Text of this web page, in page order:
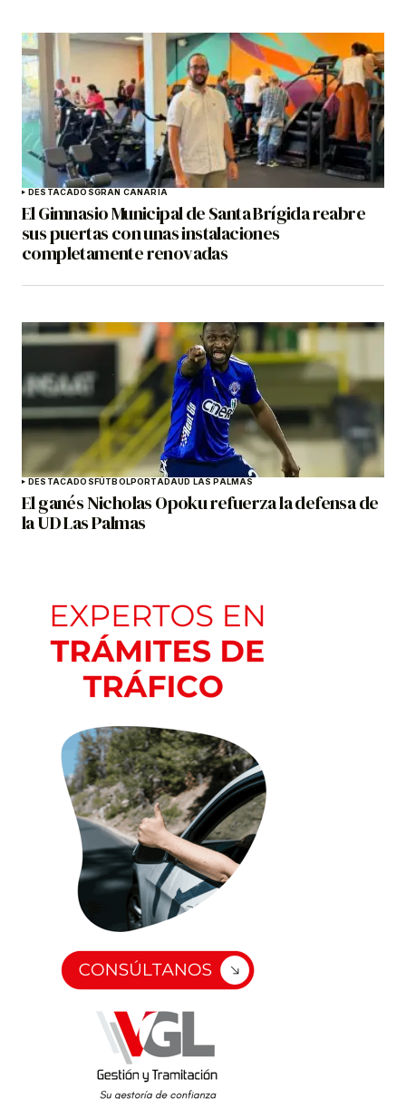
DESTACADOSGRAN CANARIA
El Gimnasio Municipal de Santa Brígida reabre
sus puertas con unas instalaciones
completamente renovadas
DESTACADOSFÚTBOLPORTADAUD LAS PALMAS
El ganés Nicholas Opoku refuerza la defensa de
la UD Las Palmas